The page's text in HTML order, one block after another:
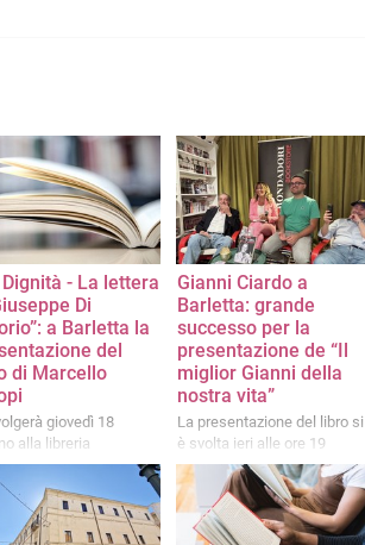
Dignità - La lettera
Di
a Barletta la
del
di Marcello
giovedì 18
alla libreria
Gianni Ciardo a
Barletta: grande
successo per la
presentazione de “Il
miglior Gianni della
nostra vita”
La presentazione del libro si
è svolta ieri alle ore 19
presso la libreria Mondadori
di Barletta